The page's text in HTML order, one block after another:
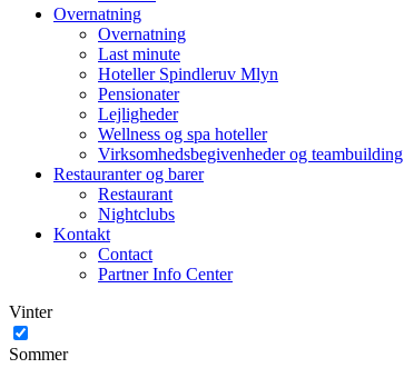
Overnatning
Overnatning
Last minute
Hoteller Spindleruv Mlyn
Pensionater
Lejligheder
Wellness og spa hoteller
Virksomhedsbegivenheder og teambuilding
Restauranter og barer
Restaurant
Nightclubs
Kontakt
Contact
Partner Info Center
Vinter
Sommer